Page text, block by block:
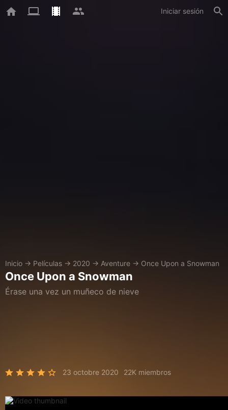
Iniciar sesión
Inicio → Películas → 2020 → Aventure → Once Upon a Snowman
Once Upon a Snowman
Érase una vez un muñeco de nieve
23 octobre 2020 22K miembros